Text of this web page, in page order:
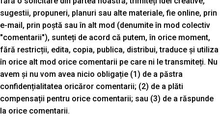
sugestii, propuneri, planuri sau alte materiale, fie online, prin
e-mail, prin poștă sau în alt mod (denumite în mod colectiv
"comentarii"), sunteți de acord că putem, în orice moment,
fără restricții, edita, copia, publica, distribui, traduce și utiliza
în orice alt mod orice comentarii pe care ni le transmiteți. Nu
avem și nu vom avea nicio obligație (1) de a păstra
confidențialitatea oricăror comentarii; (2) de a plăti
compensații pentru orice comentarii; sau (3) de a răspunde
la orice comentarii.